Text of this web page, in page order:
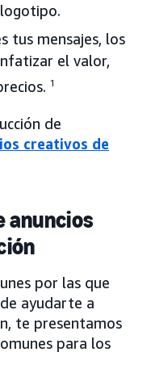
tus mensajes, los
el valor,
1
de
creativos de
anuncios
por las que
ayudarte a
te presentamos
para los